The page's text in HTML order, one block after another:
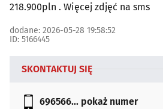
218.900pln . Więcej zdjęć na sms
dodane: 2026-05-28 19:58:52
ID: 5166445
SKONTAKTUJ SIĘ
696566... pokaż numer